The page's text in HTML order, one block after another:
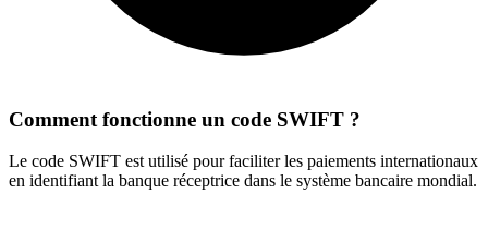
Comment fonctionne un code SWIFT ?
Le code SWIFT est utilisé pour faciliter les paiements internationaux
en identifiant la banque réceptrice dans le système bancaire mondial.